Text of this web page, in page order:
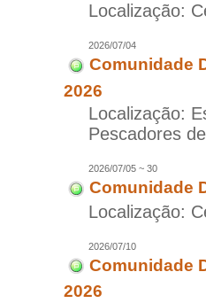
Localização:
2026/07/04
Comunidade
2026
Localização:
Pescadores
2026/07/05 ~ 30
Comunidade
Localização:
2026/07/10
Comunidade
2026